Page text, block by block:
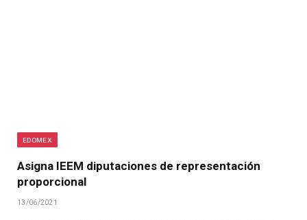
EDOMEX
Asigna IEEM diputaciones de representación
proporcional
13/06/2021